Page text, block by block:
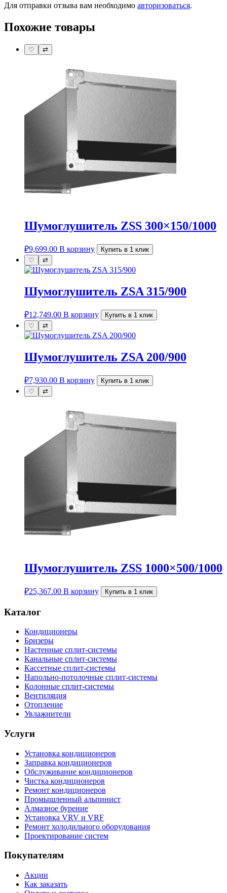
Для отправки отзыва вам необходимо авторизоваться.
Похожие товары
♡ ⇄
Шумоглушитель ZSS 300×150/1000
₽9,699.00 В корзину
Купить в 1 клик
♡
⇄
Шумоглушитель ZSA 315/900
₽12,749.00 В корзину
Купить в 1 клик
♡
⇄
Шумоглушитель ZSA 200/900
₽7,930.00 В корзину
Купить в 1 клик
♡
⇄
Шумоглушитель ZSS 1000×500/1000
₽25,367.00 В корзину Купить в 1 клик
Каталог
Кондиционеры
Бризеры
Настенные сплит-системы
Канальные сплит-системы
Кассетные сплит-системы
Напольно-потолочные сплит-системы
Колонные сплит-системы
Вентиляция
Отопление
Увлажнители
Услуги
Установка кондиционеров
Заправка кондиционеров
Обслуживание кондиционеров
Чистка кондиционеров
Ремонт кондиционеров
Промышленный альпинист
Алмазное бурение
Установка VRV и VRF
Ремонт холодильного оборудования
Проектирование систем
Покупателям
Акции
Как заказать